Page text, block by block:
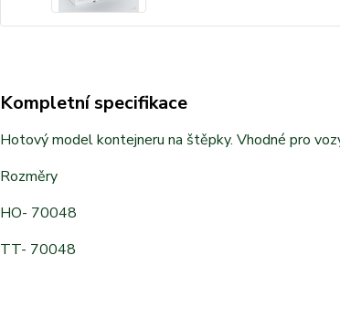
Kompletní specifikace
Hotový model kontejneru na štěpky. Vhodné pro
Rozměry
HO- 70048
TT- 70048